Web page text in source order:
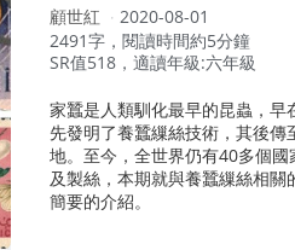
作
者：
顧世紅
2020-08-01
2491字，閱讀時間約5分鐘
SR值518，適讀年級:六年級
家蠶是人類馴化最早的昆蟲，早
先發明了養蠶繅絲技術，其後傳
地。至今，全世界仍有40多個
及製絲，本期就與養蠶繅絲相
簡要的介紹。